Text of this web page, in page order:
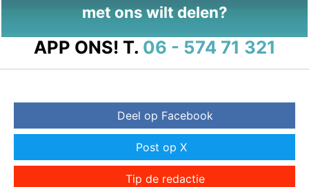
met ons wilt delen?
APP ONS! T. 06 - 574 71 321
Deel op Facebook
Post op X
Tip de redactie